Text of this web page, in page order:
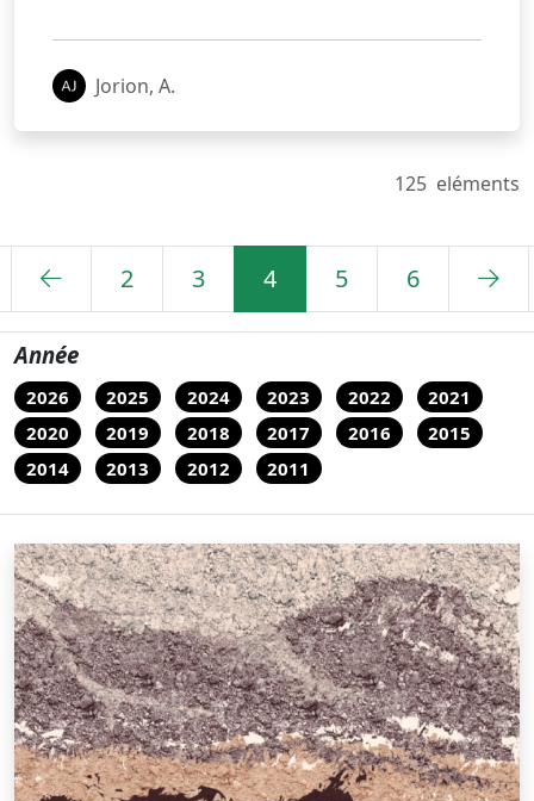
Jorion, A.
125 eléments
2 3 4 5 6
Année
2026 2025 2024 2023 2022
2021
2020
2019 2018 2017 2016
2015
2014
2013 2012 2011